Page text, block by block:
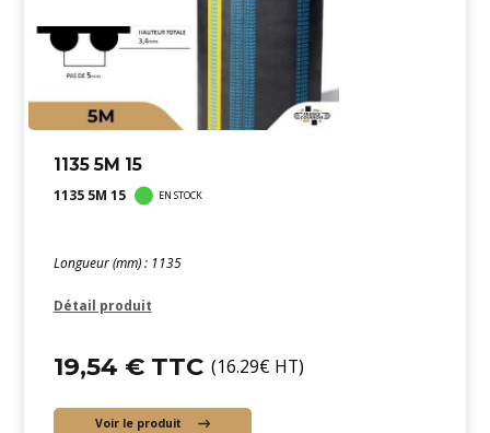
1135 5M 15
1135 5M 15 EN STOCK
Longueur (mm) : 1135
Détail produit
19,54 € TTC (16.29€ HT)
Voir le produit